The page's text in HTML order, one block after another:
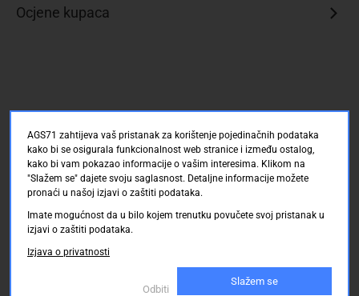
Ocjene kupaca
AGS71 zahtijeva vaš pristanak za korištenje pojedinačnih podataka
kako bi se osigurala funkcionalnost web stranice i između ostalog,
kako bi vam pokazao informacije o vašim interesima. Klikom na
"Slažem se" dajete svoju saglasnost. Detaljne informacije možete
pronaći u našoj izjavi o zaštiti podataka.
Imate mogućnost da u bilo kojem trenutku povučete svoj pristanak u
izjavi o zaštiti podataka.
Izjava o privatnosti
Odbiti
Slažem se